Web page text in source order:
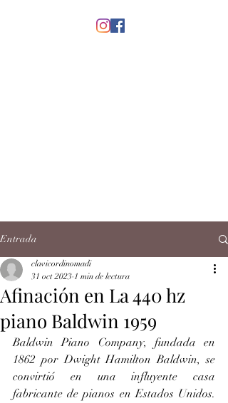
Entrada
Afinación en La 440 hz
piano Baldwin 1959
clavicordinomadi
31 oct 2023 1 min de lectura
Baldwin Piano Company, fundada en
1862 por Dwight Hamilton Baldwin, se
convirtió en una influyente casa
fabricante de pianos en Estados Unidos.